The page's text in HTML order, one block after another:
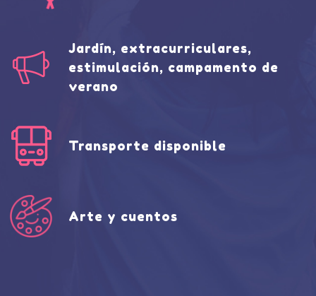
Jardín, extracurriculares,
estimulación, campamento de
verano
Transporte disponible
Arte y cuentos